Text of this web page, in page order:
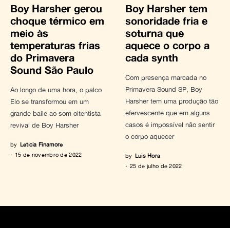
Boy Harsher gerou
choque térmico em
meio às
temperaturas frias
do Primavera
Sound São Paulo
Ao longo de uma hora, o palco
Elo se transformou em um
grande baile ao som oitentista
revival de Boy Harsher
by Letícia Finamore
15 de novembro de 2022
Boy Harsher tem
sonoridade fria e
soturna que
aquece o corpo a
cada synth
Com presença marcada no
Primavera Sound SP, Boy
Harsher tem uma produção tão
efervescente que em alguns
casos é impossível não sentir
o corpo aquecer
by Luis Hora
25 de julho de 2022